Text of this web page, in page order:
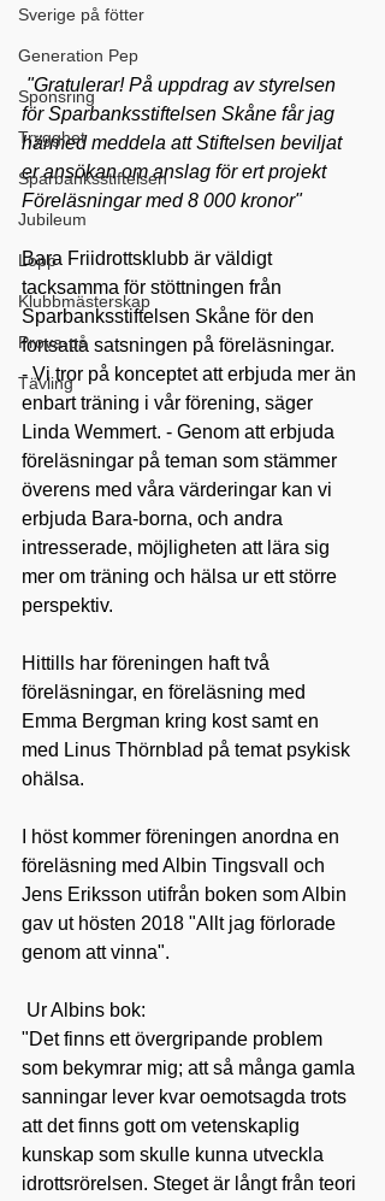
Sverige på fötter
Generation Pep
Sponsring
Trygghet
Sparbanksstiftelsen
Jubileum
Lopp
Klubbmästerskap
Prova-på
Tävling
för Sparbanksstiftelsen Skåne får jag
härmed meddela att Stiftelsen beviljat
er ansökan om anslag för ert projekt
Föreläsningar med 8 000 kronor"
Bara Friidrottsklubb är väldigt
tacksamma för stöttningen från
Sparbanksstiftelsen Skåne för den
fortsatta satsningen på föreläsningar.
- Vi tror på konceptet att erbjuda mer än
enbart träning i vår förening, säger
Linda Wemmert. - Genom att erbjuda
föreläsningar på teman som stämmer
överens med våra värderingar kan vi
erbjuda Bara-borna, och andra
intresserade, möjligheten att lära sig
mer om träning och hälsa ur ett större
perspektiv.
Hittills har föreningen haft två
föreläsningar, en föreläsning med
Emma Bergman kring kost samt en
med Linus Thörnblad på temat psykisk
ohälsa.
I höst kommer föreningen anordna en
föreläsning med Albin Tingsvall och
Jens Eriksson utifrån boken som Albin
gav ut hösten 2018 "Allt jag förlorade
genom att vinna".
Ur Albins bok:
"Det finns ett övergripande problem
som bekymrar mig; att så många gamla
sanningar lever kvar oemotsagda trots
att det finns gott om vetenskaplig
kunskap som skulle kunna utveckla
idrottsrörelsen. Steget är långt från teori